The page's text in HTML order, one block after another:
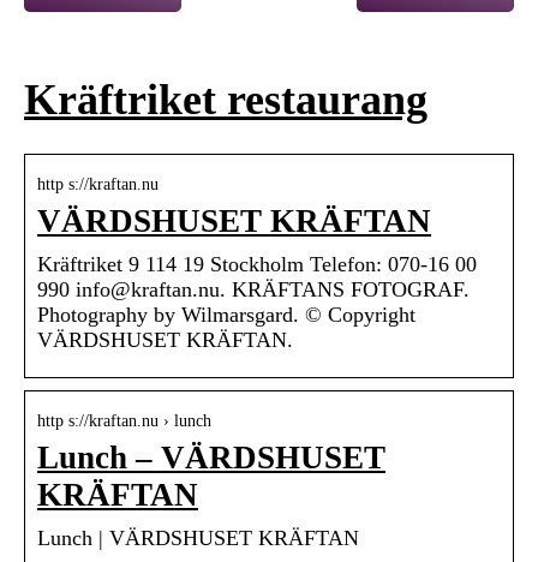
Kräftriket restaurang
http s://kraftan.nu
VÄRDSHUSET KRÄFTAN
Kräftriket 9 114 19 Stockholm Telefon: 070-16 00
990 info@kraftan.nu. KRÄFTANS FOTOGRAF.
Photography by Wilmarsgard. © Copyright
VÄRDSHUSET KRÄFTAN.
http s://kraftan.nu › lunch
Lunch – VÄRDSHUSET
KRÄFTAN
Lunch | VÄRDSHUSET KRÄFTAN